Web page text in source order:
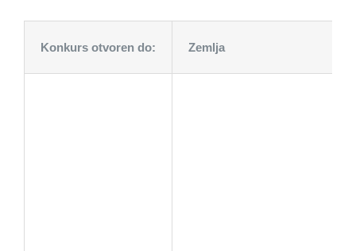
Konkurs otvoren do: Zemlja